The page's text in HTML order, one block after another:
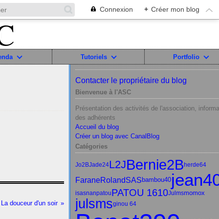
Connexion + Créer mon blog
Tutoriels Portfolio
La douceur d'un soir
Contacter le propriétaire du blog
Bienvenue à l'ASC
Présentation des activités de l'association,
des adhérents
Accueil du blog
Créer un blog avec CanalBlog
Catégories
Jo2BJade24L2JBernie2B herde64
FaraneRolandSAS bambou40
isasnanpatouPATOU 1610Julmsmomox
julsmsginou 64